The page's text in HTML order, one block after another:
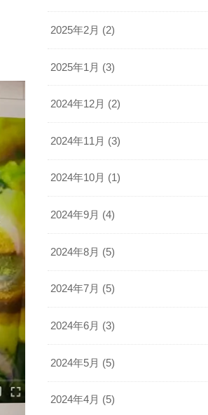
2025年2月 (2)
2025年1月 (3)
2024年12月 (2)
2024年11月 (3)
2024年10月 (1)
2024年9月 (4)
2024年8月 (5)
2024年7月 (5)
2024年6月 (3)
2024年5月 (5)
2024年4月 (5)